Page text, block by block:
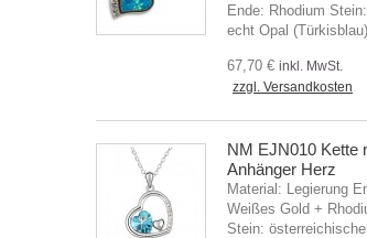
Ende: Rhodium Stein:
echt Opal
67,70 € inkl. MwSt.
zzgl. Versandkosten
NM EJN010 Kette
Anhänger Herz
Material: Legierung
Weißes Gold +
Stein: